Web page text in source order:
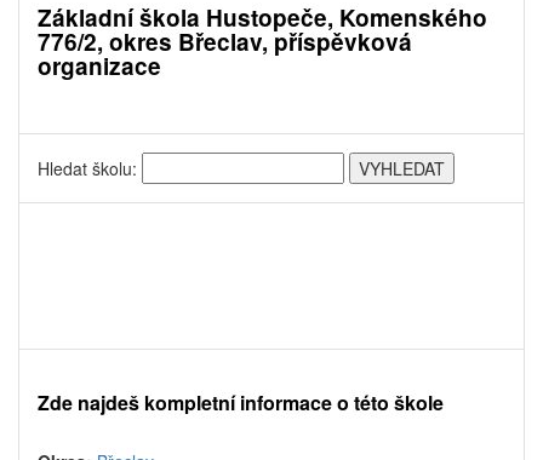
Základní škola Hustopeče, Komenského
776/2, okres Břeclav, příspěvková
organizace
Hledat školu:
Zde najdeš kompletní informace o této škole